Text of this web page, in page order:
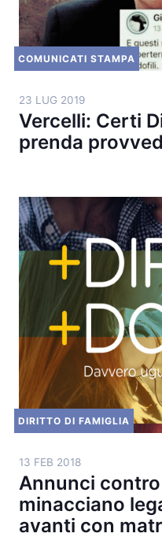
COMUNICATI STAMPA
23 LUG 2019
Vercelli: Certi
prenda
DIRITTO DI FAMIGLIA
13 FEB 2018
Annunci
minacciano
avanti con